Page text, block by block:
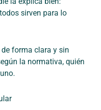
sirven para lo
forma clara y sin
la normativa, quién